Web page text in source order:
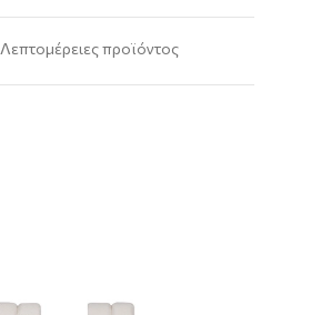
Λεπτομέρειες προϊόντος